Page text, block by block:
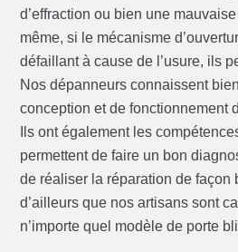
d’effraction ou bien une
même, si le mécanisme
défaillant à cause de l’usure, ils
Nos dépanneurs connaissent
conception et de fonctionnement
Ils ont également les
permettent de faire un bon
de réaliser la réparation de façon
d’ailleurs que nos artisans sont
n’importe quel modèle de porte